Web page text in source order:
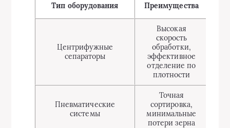
Тип оборудования Преимущества
Центрифужные
сепараторы
Высокая
скорость
обработки,
эффективное
отделение по
плотности
Пневматические
системы
Точная
сортировка,
минимальные
потери зерна